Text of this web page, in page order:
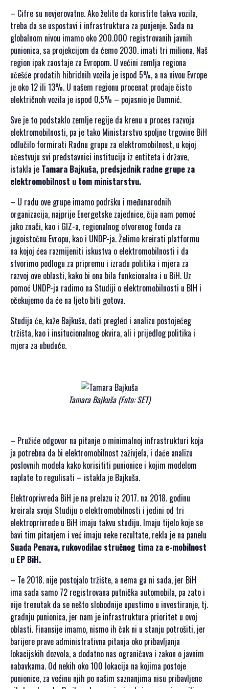
POKROVITELJI I
SPONZORI SET
2022
POKROVITELJI I
SPONZORI SET
2021
POKROVITELJI I
SPONZORI SET
PORTFOLIO SET
DRUŠTVENI
DOGAĐAJI
HERCEGOVAČKA
AFTER PARTI
IZLETI
NOVOSTI
KONTAKT
PRIJAVA
ZA
– Cifre su nevjerovatne. Ako želite da koristite takva vozila,
treba da se uspostavi i infrastruktura za punjenje. Sada na
globalnom nivou imamo oko 200.000 registrovanih javnih
punionica, sa projekcijom da ćemo 2030. imati tri miliona. Naš
region ipak zaostaje za Evropom. U većini zemlja regiona
učešće prodatih hibridnih vozila je ispod 5%, a na nivou Evrope
je oko 12 ili 13%. U našem regionu procenat prodaje čisto
električnoh vozila je ispod 0,5% – pojasnio je Dumnić.
Sve je to podstaklo zemlje regije da krenu u proces razvoja
elektromobilnosti, pa je tako Ministarstvo spoljne trgovine BiH
odlučilo formirati Radnu grupu za elektromobilnost, u kojoj
učestvuju svi predstavnici institucija iz entiteta i države,
istakla je Tamara Bajkuša, predsjednik radne grupe za
elektromobilnost u tom ministarstvu.
– U radu ove grupe imamo podršku i međunarodnih
organizacija, najprije Energetske zajednice, čija nam pomoć
jako znači, kao i GIZ-a, regionalnog otvorenog fonda za
jugoistočnu Evropu, kao i UNDP-ja. Želimo kreirati platformu
na kojoj ćea razmijeniti iskustva o elektromobilnosti i da
stvorimo podlogu za pripremu i izradu politika i mjera za
razvoj ove oblasti, kako bi ona bila funkcionalna i u BiH. Uz
pomoć UNDP-ja radimo na Studiji o elektromobilnosti u BIH i
očekujemo da će na ljeto biti gotova.
Studija će, kaže Bajkuša, dati pregled i analizu postojećeg
tržišta, kao i insitucionalnog okvira, ali i prijedlog politika i
mjera za ubuduće.
Tamara Bajkuša (Foto: SET)
– Pružiće odgovor na pitanje o minimalnoj infrastrukturi koja
ja potrebna da bi elektromobilnost zaživjela, i daće analizu
poslovnih modela kako korisititi punionice i kojim modelom
naplate to regulisati – istakla je Bajkuša.
Elektroprivreda BiH je na prelazu iz 2017. na 2018. godinu
kreirala svoju Studiju o elektromobilnosti i jedini od tri
elektroprivrede u BiH imaju takvu studiju. Imaju tijelo koje se
bavi tim pitanjem i već imaju neke rezultate, rekla je na panelu
Suada Penava, rukovodilac stručnog tima za e-mobilnost
u EP BiH.
– Te 2018. nije postojalo tržište, a nema ga ni sada, jer BiH
ima sada samo 72 registrovana putnička automobila, pa zato i
nije trenutak da se nešto slobodnije upustimo u investiranje, tj.
gradnju punionica, jer nam je infrastruktura prioritet u ovoj
oblasti. Finansije imamo, nismo ih čak ni u stanju potrošiti, jer
barijere prave administrativna pitanja oko pribavljanja
lokacijskih dozvola, a dodatno nas ograničava i zakon o javnim
nabavkama. Od nekih oko 100 lokacija na kojima postoje
punionice, za većinu njih po našim saznanjima nisu pribavljene